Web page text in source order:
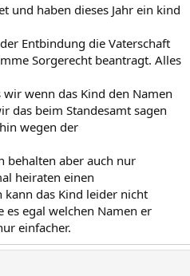
und haben dieses Jahr ein kind
Entbindung die Vaterschaft
Sorgerecht beantragt. Alles
wenn das Kind den Namen
das beim Standesamt sagen
wegen der
behalten aber auch nur
heiraten einen
das Kind leider nicht
egal welchen Namen er
einfacher.